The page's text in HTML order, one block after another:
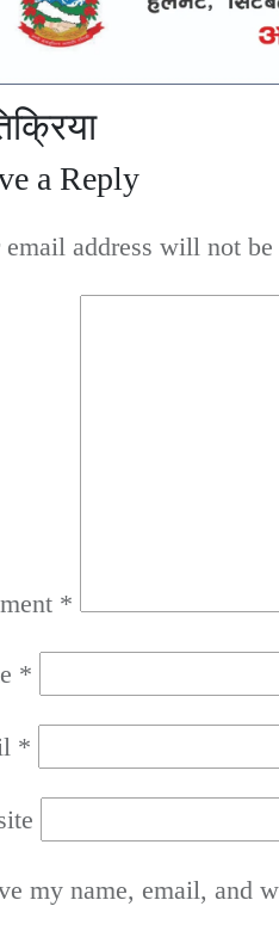
a Reply
email address will not be
*
*
*
my name, email, and